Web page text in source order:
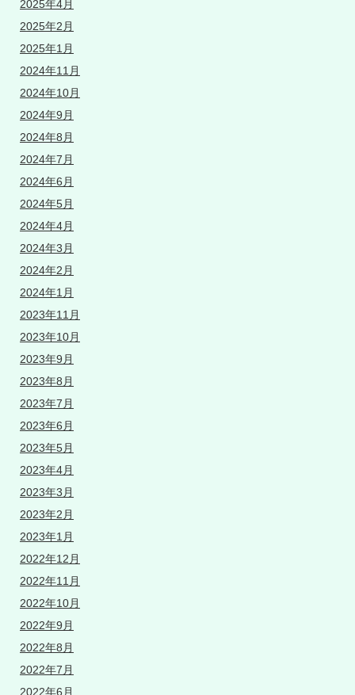
2025年4月
2025年2月
2025年1月
2024年11月
2024年10月
2024年9月
2024年8月
2024年7月
2024年6月
2024年5月
2024年4月
2024年3月
2024年2月
2024年1月
2023年11月
2023年10月
2023年9月
2023年8月
2023年7月
2023年6月
2023年5月
2023年4月
2023年3月
2023年2月
2023年1月
2022年12月
2022年11月
2022年10月
2022年9月
2022年8月
2022年7月
2022年6月